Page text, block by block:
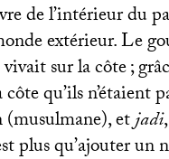
de l’intérieur du
extérieur. Le
sur la côte;
qu’ils n’étaient
(musulmane), etjadi
plus qu’ajouter